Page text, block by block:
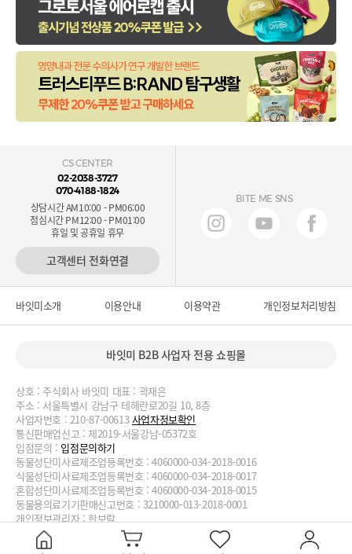
CS CENTER
02-2038-3727
070-4188-1824
상담시간 AM10:00 - PM06:00
점심시간 PM12:00 - PM01:00
휴일 및 공휴일 휴무
고객센터 전화연결
BITE ME SNS
바잇미소개 이용안내 이용약관 개인정보처리방침
바잇미 B2B 사업자 전용 쇼핑몰
상호 : 주식회사 바잇미 대표 : 곽재은
주소 : 서울특별시 강남구 테헤란로20길 10, 8층
사업자번호 : 210-87-00613사업자정보확인
통신판매업신고 : 제2019-서울강남-05372호
입점문의 : 입점문의하기
동물성단미사료제조업등록번호 : 4060000-034-2018-0016
식물성단미사료제조업등록번호 : 4060000-034-2018-0017
혼합성단미사료제조업등록번호 : 4060000-034-2018-0015
동물용의료기기판매신고번호 : 3210000-013-2018-0001
개인정보관리자 : 한보람
대표번호 : 02-2038-3727, 070-4188-1824 이메일 :biteme@biteme.co.kr
copyrightⓒ2020 biteme.co.kr. All Rights Reserved.